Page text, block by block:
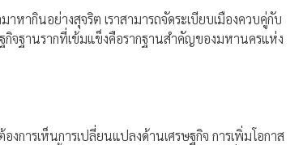
หากินอย่างสุจริต เราสามารถจัดระเบียบเมืองควบคู่กับ
ฐกิจฐานรากที่เข้มแข็งคือรากฐานสำคัญของมหานครแห่ง
การเห็นการเปลี่ยนแปลงด้านเศรษฐกิจ การเพิ่มโอกาส